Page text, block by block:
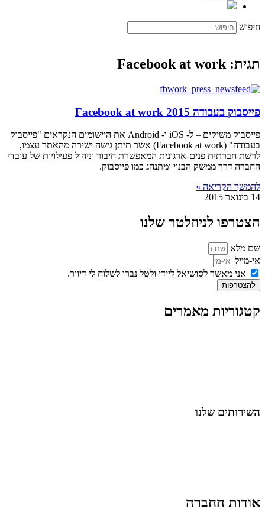
חיפוש
תגית: Facebook at work
פייסבוק בעבודה 2015 Facebook at work
פייסבוק משיקים – ל- iOS ו- Android את היישומים הנקראים "פייסבוק
בעבודה" (Facebook at work) אשר תיתן גישה ישירה מהאתר עצמו,
לרשת חברתית פנים-ארגונית המאפשרת חיבור וניהול פעילויות של עובדי
החברה דרך ממשק הבנוי ומתנהג כמו פייסבוק.
להמשך הקריאה »
14 בינואר 2015
הצטרפו לניוזלטר שלנו
שם מלא
אי-מייל
אני מאשר לסושיאל ליידי ולטל נברו לשלוח לי דיוור.
להצטרפות
קטגוריות מאמרים
השירותים שלנו
אודות החברה